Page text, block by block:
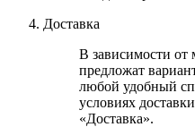
Доставка
В зависимости от
предложат
любой удобный
условиях
«Доставка».